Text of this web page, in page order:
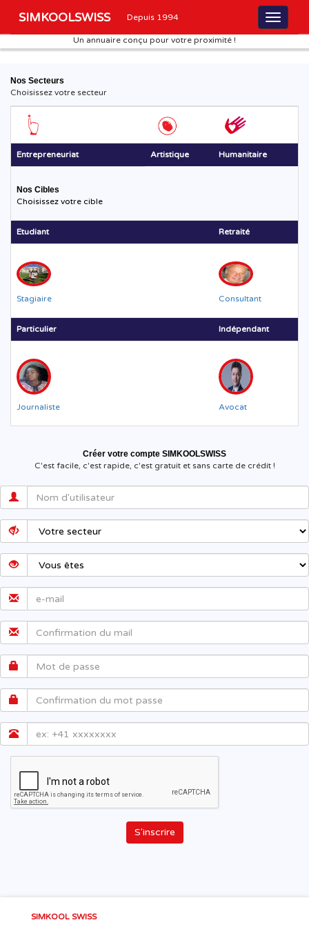
SIMKOOLSWISS Depuis 1994
Un annuaire conçu pour votre proximité !
Nos Secteurs
Choisissez votre secteur
Entrepreneuriat Artistique Humanitaire
Nos Cibles
Choisissez votre cible
Etudiant Retraité
Stagiaire Consultant
Particulier Indépendant
Journaliste Avocat
Créer votre compte SIMKOOLSWISS
C'est facile, c'est rapide, c'est gratuit et sans carte de crédit !
S'inscrire
SIMKOOL SWISS